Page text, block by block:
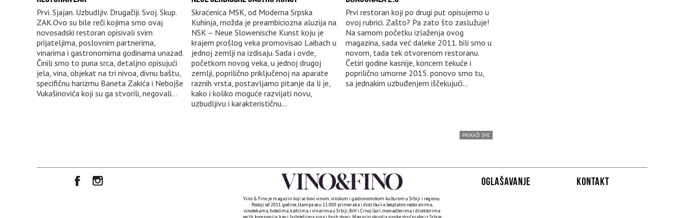
Prvi. Sjajan. Uzbudljiv. Drugačiji. Svoj. Skup.
ZAK.Ovo su bile reči kojima smo ovaj
novosadski restoran opisivali svim
prijateljima, poslovnim partnerima,
vinarima i gastronomima godinama unazad.
Činili smo to puna srca, detaljno opisujući
jela, vina, objekat na tri nivoa, divnu baštu,
specifičnu harizmu Baneta Zakića i Nebojše
Vukašinovića koji su ga stvorili, negovali...
Skraćenica MSK, od Moderna Srpska
Kuhinja, možda je preambiciozna aluzija na
NSK – Neue Slowenische Kunst koju je
krajem prošlog veka promovisao Laibach u
jednoj zemlji na izdisaju. Sada i ovde,
početkom novog veka, u jednoj drugoj
zemlji, poprilično priključenoj na aparate
raznih vrsta, postavljamo pitanje da li je,
kako i koliko moguće razvijati novu,
uzbudljivu i karakterističnu...
Prvi restoran koji po drugi put opisujemo u
ovoj rubrici. Zašto? Pa zato što zaslužuje!
Na samom početku izlaženja ovog
magazina, sada već daleke 2011. bili smo u
novom, tada tek otvorenom restoranu.
Četiri godine kasnije, koncem tekuće i
poprilično umorne 2015. ponovo smo tu,
sa jednakim uzbuđenjem iščekujući...
PRIKAŽI SVE
Vino & Fino je magazin koji se bavi vinom, vinskom i gastronomskom kulturom u Srbiji i regionu.
Postoji od 2011. godine, štampa se u 11 000 primeraka i distribuira besplatno restoranima,
vinotekama, hotelima, kafićima i vinarima u Srbiji, BiH i Crnoj Gori, menadžerima i direktorima
većih kompanija, kao i ljubiteljima vina i finih stvari. Magazin okuplja vinske stručnjake iz Srbije
OGLAŠAVANJE KONTAKT